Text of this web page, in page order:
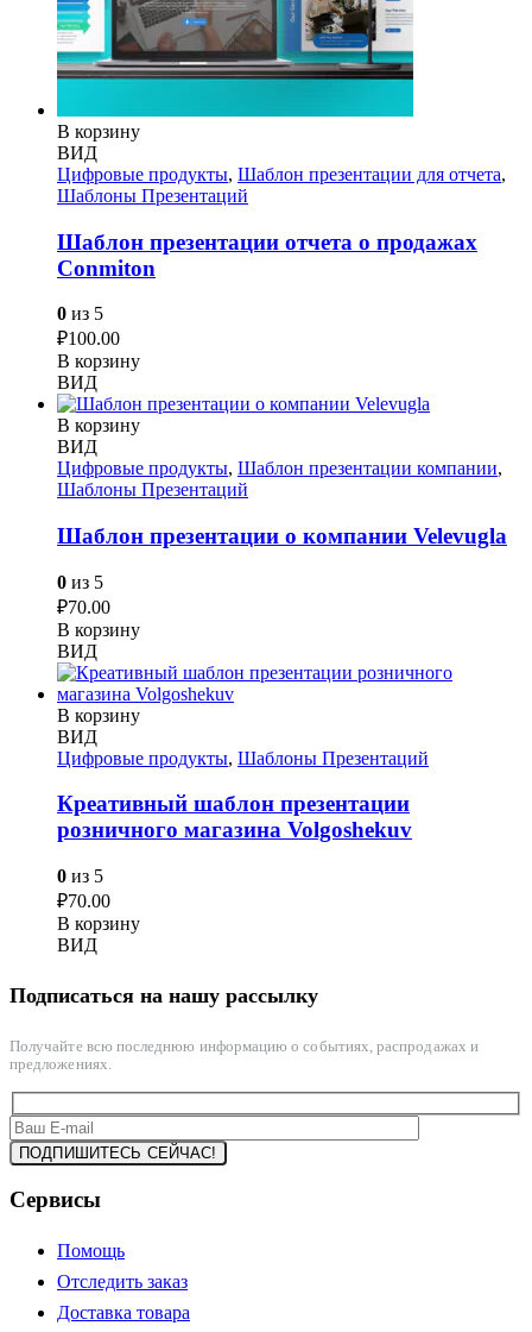
В корзину
ВИД
Цифровые продукты, Шаблон презентации для отчета,
Шаблоны Презентаций
Шаблон презентации отчета о продажах
Conmiton
0 из 5
₽100.00
В корзину
ВИД
В корзину
ВИД
Цифровые продукты, Шаблон презентации компании,
Шаблоны Презентаций
Шаблон презентации о компании Velevugla
0 из 5
₽70.00
В корзину
ВИД
В корзину
ВИД
Цифровые продукты, Шаблоны Презентаций
Креативный шаблон презентации
розничного магазина Volgoshekuv
0 из 5
₽70.00
В корзину
ВИД
Подписаться на нашу рассылку
Получайте всю последнюю информацию о событиях, распродажах и
предложениях.
Сервисы
Помощь
Отследить заказ
Доставка товара